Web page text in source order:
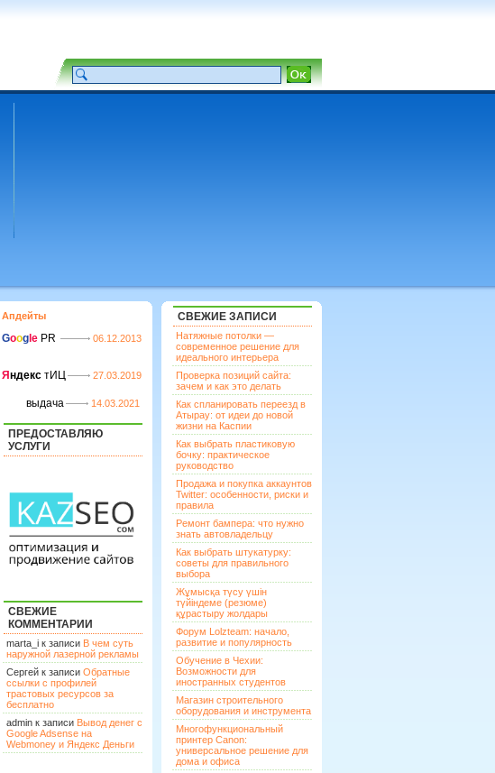
Апдейты
Goog le PR 06.12.2013
Я ндекс тИЦ 27.03.2019
выдача 14.03.2021
ПРЕДОСТАВЛЯЮ
УСЛУГИ
СВЕЖИЕ
КОММЕНТАРИИ
marta_i к записи В чем суть
наружной лазерной рекламы
Сергей к записи Обратные
ссылки с профилей
трастовых ресурсов за
бесплатно
admin к записи Вывод денег с
Google Adsense на
Webmoney и Яндекс Деньги
СВЕЖИЕ ЗАПИСИ
Натяжные потолки —
современное решение для
идеального интерьера
Проверка позиций сайта:
зачем и как это делать
Как спланировать переезд в
Атырау: от идеи до новой
жизни на Каспии
Как выбрать пластиковую
бочку: практическое
руководство
Продажа и покупка аккаунтов
Twitter: особенности, риски и
правила
Ремонт бампера: что нужно
знать автовладельцу
Как выбрать штукатурку:
советы для правильного
выбора
Жұмысқа түсу үшін
түйіндеме (резюме)
құрастыру жолдары
Форум Lolzteam: начало,
развитие и популярность
Обучение в Чехии:
Возможности для
иностранных студентов
Магазин строительного
оборудования и инструмента
Многофункциональный
принтер Canon:
универсальное решение для
дома и офиса